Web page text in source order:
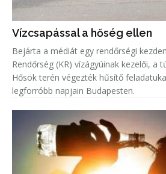
Vízcsapással a hőség ellen
Bejárta a médiát egy rendőrségi
Rendőrség (KR) vízágyúinak kezelői, a
Hősök terén végezték hűsítő
legforróbb napjain Budapesten.